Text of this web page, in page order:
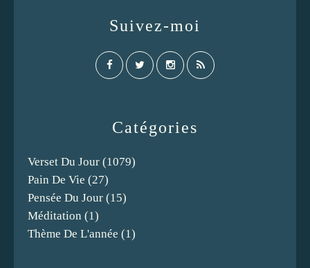
Catégories
Verset Du Jour (1079)
Pain De Vie (27)
Pensée Du Jour (15)
Méditation (1)
Thème De L'année (1)
Suivez-moi